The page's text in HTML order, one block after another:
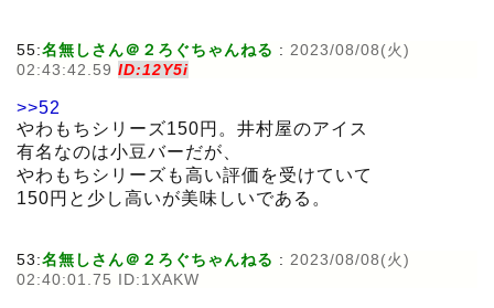
55:名無しさん＠２ろぐちゃんねる : 2023/08/08(火)
02:43:42.59 ID:12Y5i
>>52
やわもちシリーズ150円。井村屋のアイス
有名なのは小豆バーだが、
やわもちシリーズも高い評価を受けていて
150円と少し高いが美味しいである。
53:名無しさん＠２ろぐちゃんねる : 2023/08/08(火)
02:40:01.75 ID:1XAKW